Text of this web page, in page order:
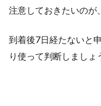
注意しておきたいのが
到着後7日経たないと
り使って判断しましょ